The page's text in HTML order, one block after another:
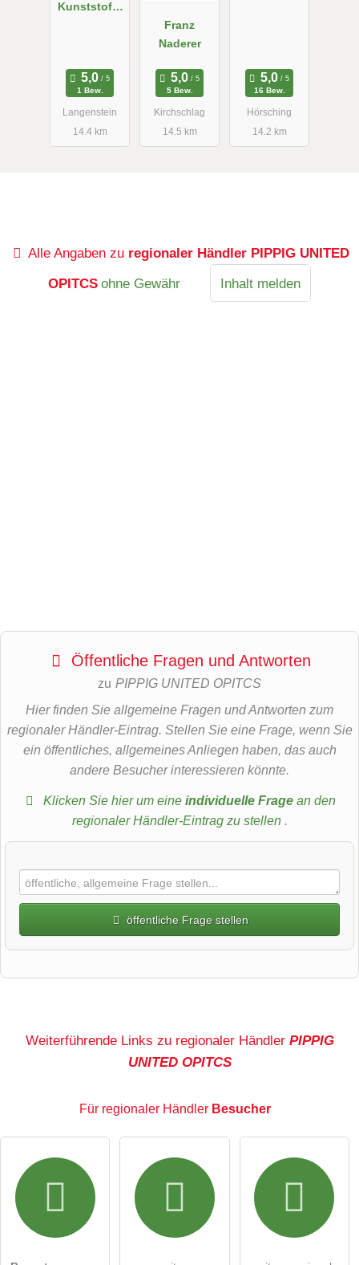
Kunststoffe
1 Bew.
Langenstein
14.4 km
Franz
Naderer
5 Bew.
Kirchschlag
14.5 km
16 Bew.
Hörsching
14.2 km
Alle Angaben zu regionaler Händler PIPPIG UNITED
OPITCS ohne Gewähr Inhalt melden
Öffentliche Fragen und Antworten
zu PIPPIG UNITED OPITCS
Hier finden Sie allgemeine Fragen und Antworten zum
regionaler Händler-Eintrag. Stellen Sie eine Frage, wenn Sie
ein öffentliches, allgemeines Anliegen haben, das auch
andere Besucher interessieren könnte.
Klicken Sie hier um eine individuelle Fragean den
regionaler Händler-Eintrag zu stellen .
öffentliche Frage stellen
Hiermit akzeptiere ich die .
Die Datenschutzerklärunghabe ich zur Kenntnis genommen.
Weiterführende Links zu regionaler Händler PIPPIG
UNITED OPITCS
Für regionaler Händler Besucher